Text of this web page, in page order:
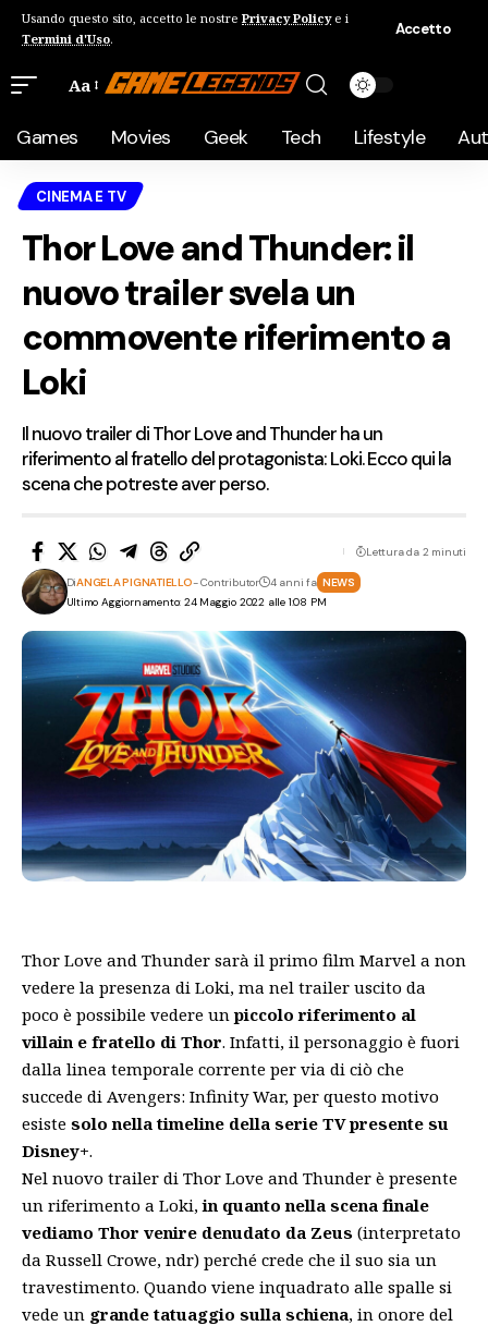
Usando questo sito, accetto le nostre Privacy Policye i
Termini d'Uso.
Accetto
Aa
Games Movies Geek Tech Lifestyle
CINEMA E TV
Thor Love and Thunder: il
nuovo trailer svela un
commovente riferimento a
Loki
Il nuovo trailer di Thor Love and Thunder ha un
riferimento al fratello del protagonista: Loki. Ecco qui la
scena che potreste aver perso.
Ultimo Aggiornamento: 24 Maggio 2022 alle 1:08 PM
DiANGELA PIGNATIELLO- Contributor 4 anni fa NEWS
Lettura da 2 minuti
Thor Love and Thunder sarà il primo film Marvel a non
vedere la presenza di Loki, ma nel trailer uscito da
poco è possibile vedere unpiccolo riferimento al
villain e fratello di Thor. Infatti, il personaggio è fuori
dalla linea temporale corrente per via di ciò che
succede di Avengers: Infinity War, per questo motivo
esiste solo nella timeline della serie TV presente su
Disney+.
Nel nuovo trailer di Thor Love and Thunder è presente
un riferimento a Loki,in quanto nella scena finale
vediamo Thor venire denudato da Zeus (interpretato
da Russell Crowe, ndr) perché crede che il suo sia un
travestimento. Quando viene inquadrato alle spalle si
vede un grande tatuaggio sulla schiena, in onore del